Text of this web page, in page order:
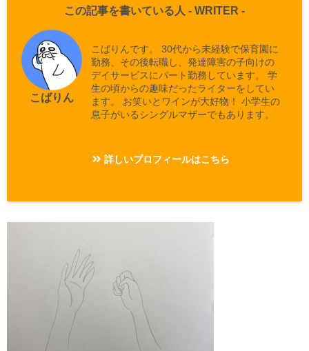
この記事を書いている人 - WRITER -
こばりん
こばりんです。 30代から未経験で保育園に
勤務、その後転職し、発達障害の子向けの
デイサービスにパート勤務しています。 学
生の頃からの趣味だったライターをしてい
ます。 お笑いとワインが大好物！ 小学生の
息子がいるシングルマザーでもあります。
詳しいプロフィールはこちら